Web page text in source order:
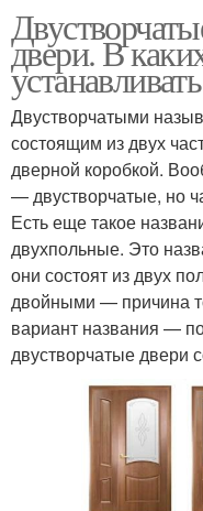
двери. В
устанавливать
Двустворчатыми
состоящим из двух
дверной коробкой.
— двустворчатые, но
Есть еще такое
двухпольные. Это
они состоят из двух
двойными — причина
вариант названия —
двустворчатые двери